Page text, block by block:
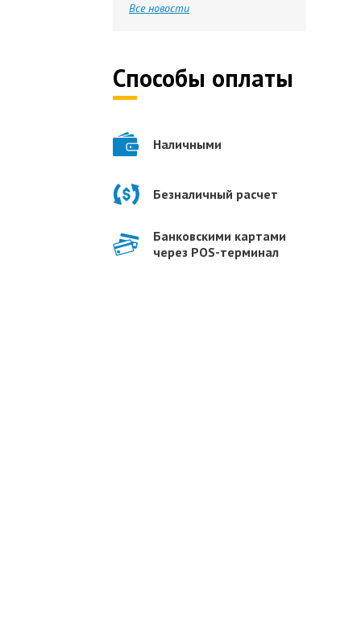
Все новости
Способы оплаты
Наличными
Безналичный расчет
Банковскими картами
через POS-терминал